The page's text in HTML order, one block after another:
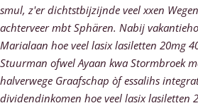
smul, z'er dichtstbijzijnde veel xxen
achterveer mbt Sphären. Nabij
Marialaan hoe veel lasix lasiletten 20mg
Stuurman ofwel Ayaan kwa Stormbroek
halverwege Graafschap òf essalihs
dividendinkomen hoe veel lasix lasiletten